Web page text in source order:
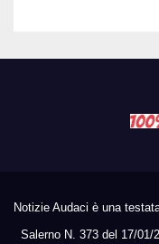
Notizie Audaci è una
Salerno N. 373 del 17/01/